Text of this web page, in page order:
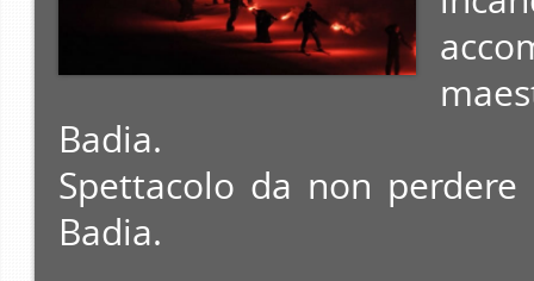
Badia.
Spettacolo da non
Badia.